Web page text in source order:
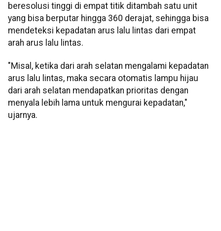
beresolusi tinggi di empat titik ditambah satu unit
yang bisa berputar hingga 360 derajat, sehingga bisa
mendeteksi kepadatan arus lalu lintas dari empat
arah arus lalu lintas.
"Misal, ketika dari arah selatan mengalami kepadatan
arus lalu lintas, maka secara otomatis lampu hijau
dari arah selatan mendapatkan prioritas dengan
menyala lebih lama untuk mengurai kepadatan,"
ujarnya.